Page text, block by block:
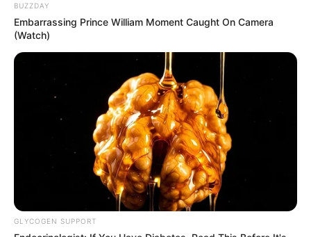
BRICS: Η Ρωσία Και Η Ινδία Δεν
Χρειάζονται Πια Δολάριο ΗΠΑ
BUZZDAY
Embarrassing Prince William Moment Caught On Camera
(Watch)
GLYCOGEN SUPPORT